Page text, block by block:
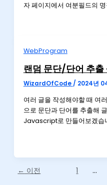
자 페이지에서 여분필드의
WebProgram
랜덤 문단/단어 추출
WizardOfCode / 2024년
여러 글을 작성해야할 때 여
으로 문단과 단어를 추출해
Javascript로 만들어보겠습
← 이전 1 …